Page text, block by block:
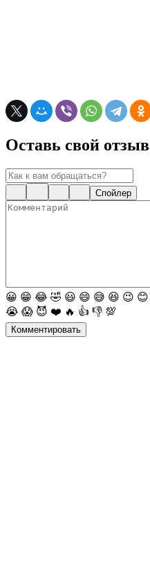
Оставь свой отзыв
Спойлер
😀 😁 😂 🤣 😃 😄 😅 😆 😉 😊
😭 😱 😈 ❤️ 🔥 👍 👎 💯
Комментировать